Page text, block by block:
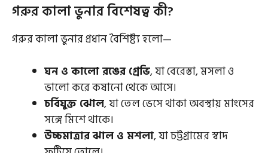
গরুর কালা ভুনার বিশেষত্ব কী?
গরুর কালা ভুনার প্রধান বৈশিষ্ট্য হলো—
ঘন ও কালো রঙের গ্রেভি, যা বেরেস্তা, মসলা ও
ভালো করে কষানো থেকে আসে।
চর্বিযুক্ত ঝোল, যা তেল ভেসে থাকা অবস্থায় মাংসের
সঙ্গে মিশে থাকে।
উচ্চমাত্রার ঝাল ও মশলা, যা চট্টগ্রামের স্বাদ